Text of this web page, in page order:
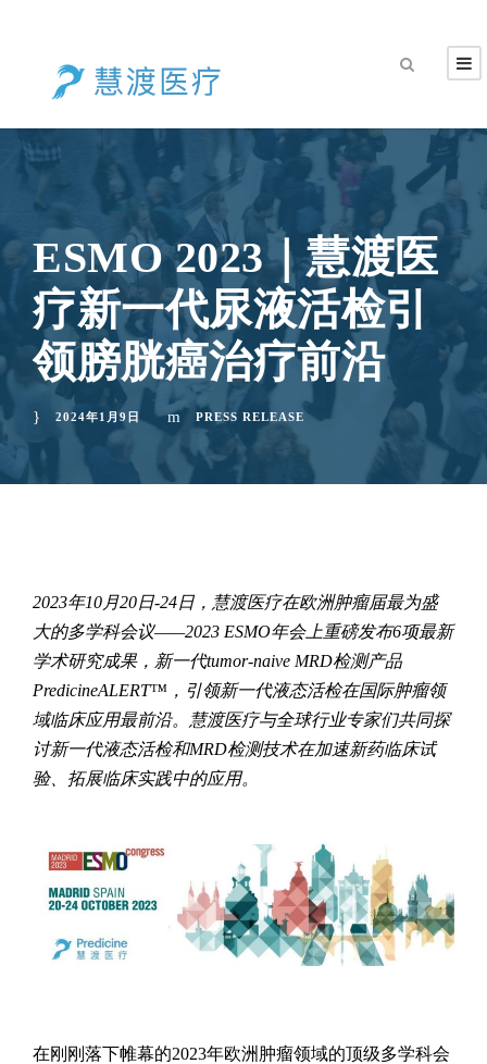
ESMO 2023｜慧渡医
疗新一代尿液活检引
领膀胱癌治疗前沿
2024年1月9日 PRESS RELEASE
2023年10月20日-24日，慧渡医疗在欧洲肿瘤届最为盛
大的多学科会议——2023 ESMO年会上重磅发布6项最新
学术研究成果， 新一代tumor-naive MRD检测产品
PredicineALERT™， 引领新一代液态活检在国际肿瘤领
域临床应用最前沿。慧渡医疗与全球行业专家们共同探
讨新一代液态活检和MRD检测技术在加速新药临床试
验、拓展临床实践中的应用。
在刚刚落下帷幕的2023年欧洲肿瘤领域的顶级多学科会